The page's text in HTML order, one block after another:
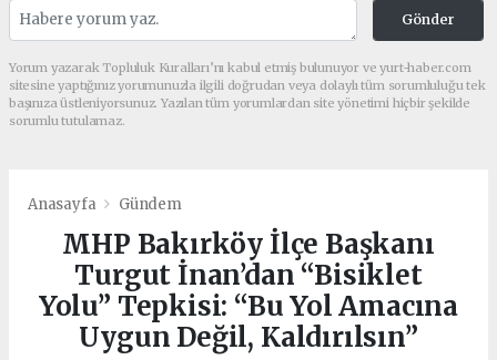
Gönder
Yorum yazarak Topluluk Kuralları’nı kabul etmiş bulunuyor ve yurt-haber.com
sitesine yaptığınız yorumunuzla ilgili doğrudan veya dolaylı tüm sorumluluğu tek
başınıza üstleniyorsunuz. Yazılan tüm yorumlardan site yönetimi hiçbir şekilde
sorumlu tutulamaz.
Anasayfa Gündem
MHP Bakırköy İlçe Başkanı
Turgut İnan’dan “Bisiklet
Yolu” Tepkisi: “Bu Yol Amacına
Uygun Değil, Kaldırılsın”